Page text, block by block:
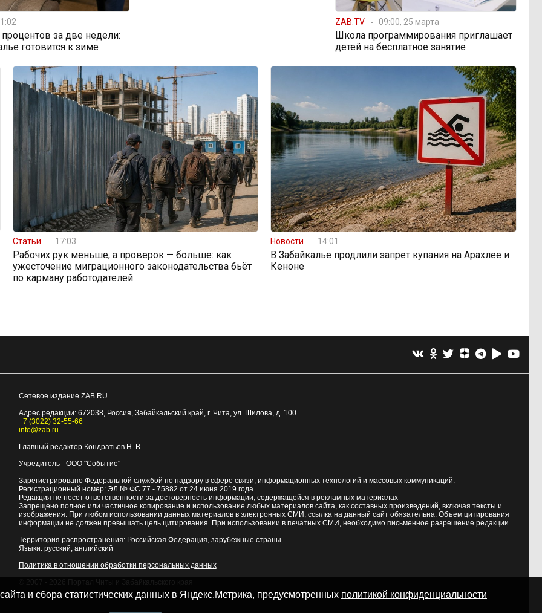
за две недели:
готовится к зиме
ZAB.TV 09:00, 25 марта
Школа программирования приглашает
детей на бесплатное занятие
Статьи 17:03
Рабочих рук меньше, а проверок — больше: как
ужесточение миграционного законодательства бьёт
по карману работодателей
Новости 14:01
В Забайкалье продлили запрет купания на Арахлее и
Кеноне
Сетевое издание ZAB.RU
Адрес редакции: 672038, Россия, Забайкальский край, г. Чита, ул. Шилова, д. 100
+7 (3022) 32-55-66
info@zab.ru
Главный редактор Кондратьев Н. В.
Учредитель - ООО "Событие"
Зарегистрировано Федеральной службой по надзору в сфере связи, информационных технологий и массовых коммуникаций.
Регистрационный номер: ЭЛ № ФС 77 - 75882 от 24 июня 2019 года
Редакция не несет ответственности за достоверность информации, содержащейся в рекламных материалах
Запрещено полное или частичное копирование и использование любых материалов сайта, как составных произведений, включая тексты и
изображения. При любом использовании данных материалов в электронных СМИ, ссылка на данный сайт обязательна. Объем цитирования
информации не должен превышать цель цитирования. При использовании в печатных СМИ, необходимо письменное разрешение редакции.
Территория распространения: Российская Федерация, зарубежные страны
Языки: русский, английский
Политика в отношении обработки персональных данных
и сбора статистических данных в Яндекс.Метрика, предусмотренных политикой конфиденциальности